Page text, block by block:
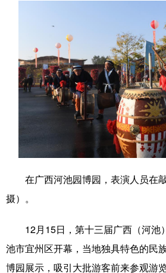
文化 书画
访谈 视频
法律 中央文件 金
人居 信
学术中国 乡村振兴
城市 旅游
公益 一带一路 亚
在广西河池园博园，表演人员在
摄）。
12月15日，第十三届广西（河池
池市宜州区开幕，当地独具特色的民
博园展示，吸引大批游客前来参观游览